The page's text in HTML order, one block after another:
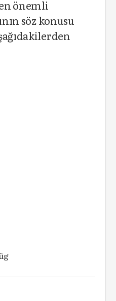
önemli
söz konusu